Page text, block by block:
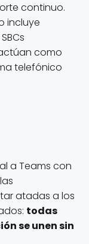
continuo.
incluye
como
telefónico
a Teams con
atadas a los
todas
se unen sin